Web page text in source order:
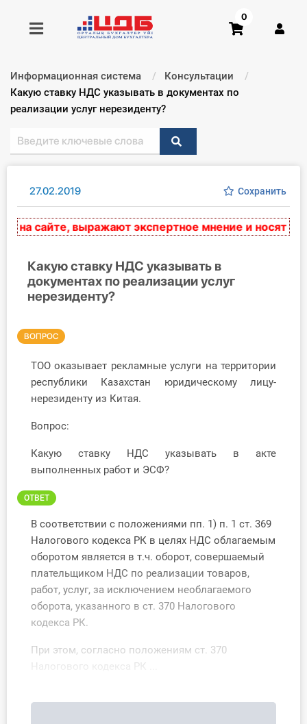
Получить консультацию
Главная ИС
Консультации
Правовая база
Библиотека бухгалтера
Инструменты
Вебинары
Справочник бухгалтера
Участник ВЭД
Практика ИП
Кадры. Труд. Зарплата.
Учет по отраслям
Юридический помощник
Интернет-магазин
О Системе
Обучение
0
Информационная система
Консультации
Текущий:
Какую ставку НДС указывать в документах по
реализации услуг нерезиденту?
27.02.2019 Сохранить
сайте, выражают экспертное мнение и носят
Какую ставку НДС указывать в
документах по реализации услуг
нерезиденту?
ВОПРОС
ТОО оказывает рекламные услуги на территории
республики Казахстан юридическому лицу-
нерезиденту из Китая.
Вопрос:
Какую ставку НДС указывать в акте
выполненных работ и ЭСФ?
ОТВЕТ
В соответствии с положениями пп. 1) п. 1 ст. 369
Налогового кодекса РК в целях НДС облагаемым
оборотом является в т.ч. оборот, совершаемый
плательщиком НДС по реализации товаров,
работ, услуг, за исключением необлагаемого
оборота, указанного в ст. 370 Налогового
кодекса РК.
При этом, согласно положениям ст. 370
Налогового кодекса РК ...